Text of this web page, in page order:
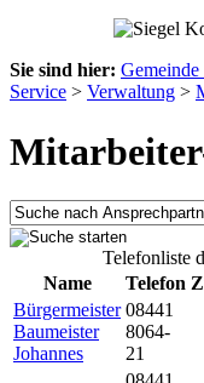
Sie sind hier: Gemeinde
Service > Verwaltung >
Telefonliste
Name
Telefon
Bürgermeister
Baumeister
Johannes
08441
8064-
21